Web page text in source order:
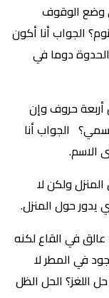
وضع الوقوف
الجواب أنا أكون
دوما في
حروف وإن
الجواب أنا
الاسم.
ولكن لا
يدور حول المنزل.
في القاع لكنه
في المطر لا
اللغز؟ الحل الظل